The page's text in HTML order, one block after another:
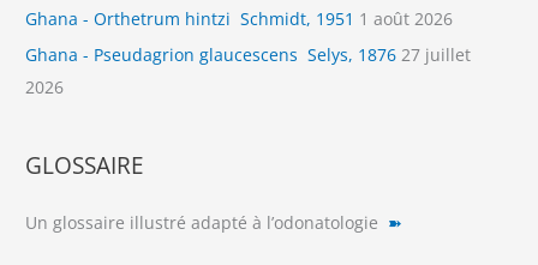
Ghana - Orthetrum hintzi Schmidt, 1951 1 août 2026
Ghana - Pseudagrion glaucescens Selys, 1876 27 juillet
2026
GLOSSAIRE
Un glossaire illustré adapté à l’odonatologie ➽